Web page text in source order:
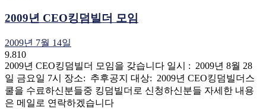
2009년 CEO킹덤빌더 모임
2009년 7월 14일
9.810
2009년 CEO킹덤빌더 모임을 갖습니다 일시 : 2009년 8월 28
일 금요일 7시 장소: 추후공지 대상: 2009년 CEO킹덤빌더스
쿨을 수료하신분들중 킹덤빌더로 신청하신분들 자세한 내용
은 메일로 연락하겠습니다